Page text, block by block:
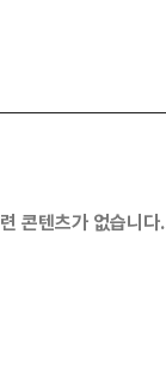
콘텐츠가 없습니다.